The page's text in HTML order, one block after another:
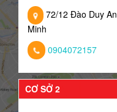
72/12 Đào Duy
Minh
0904072157
CƠ SỞ 2